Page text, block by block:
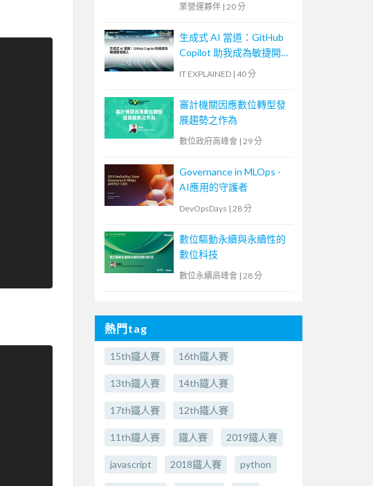
業營運夥伴 | 20 分
生成式 AI 當道：GitHub
Copilot 助我成為敏捷開
IT EXPLAINED | 40 分
審計機關因應數位轉型發
展趨勢之作為
數位政府高峰會 | 29 分
Governance in MLOps -
AI應用的守護者
DevOpsDays | 28 分
數位驅動永續與永續性的
數位科技
數位永續高峰會 | 28 分
熱門tag
15th鐵人賽 16th鐵人賽
13th鐵人賽 14th鐵人賽
17th鐵人賽 12th鐵人賽
11th鐵人賽 鐵人賽 2019鐵人賽
javascript 2018鐵人賽 python